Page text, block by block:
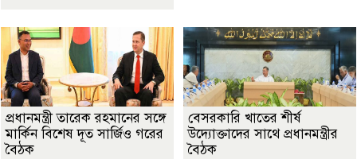
প্রধানমন্ত্রী তারেক রহমানের সঙ্গে
মার্কিন বিশেষ দূত সার্জিও গরের
বৈঠক
বেসরকারি খাতের শীর্ষ
উদ্যোক্তাদের সাথে প্রধানমন্ত্রীর
বৈঠক